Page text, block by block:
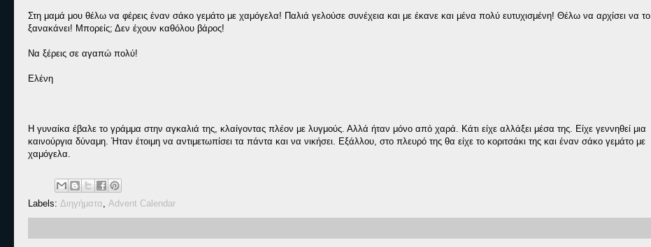
Στη μαμά μου θέλω να φέρεις έναν σάκο γεμάτο με χαμόγελα! Παλιά γελούσε συνέχεια και με έκανε και μένα πολύ ευτυχισμένη! Θέλω να αρχίσει να το
ξανακάνει! Μπορείς; Δεν έχουν καθόλου βάρος!
Να ξέρεις σε αγαπώ πολύ!
Ελένη
Η γυναίκα έβαλε το γράμμα στην αγκαλιά της, κλαίγοντας πλέον με λυγμούς. Αλλά ήταν μόνο από χαρά. Κάτι είχε αλλάξει μέσα της. Είχε γεννηθεί μια
καινούργια δύναμη. Ήταν έτοιμη να αντιμετωπίσει τα πάντα και να νικήσει. Εξάλλου, στο πλευρό της θα είχε το κοριτσάκι της και έναν σάκο γεμάτο με
χαμόγελα.
Labels: Διηγήματα, Advent Calendar